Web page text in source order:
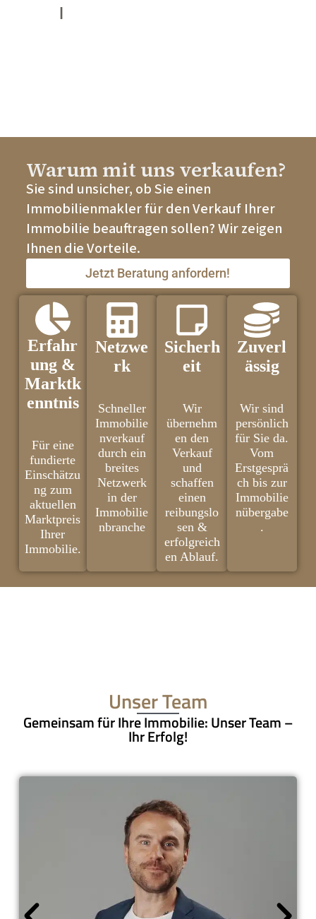
l
Warum mit uns verkaufen?
Sie sind unsicher, ob Sie einen
Immobilienmakler für den Verkauf Ihrer
Immobilie beauftragen sollen? Wir zeigen
Ihnen die Vorteile.
Jetzt Beratung anfordern!
Erfahr
ung &
Marktk
enntnis
Für eine
fundierte
Einschätzu
ng zum
aktuellen
Marktpreis
Ihrer
Immobilie.
Netzwe
rk
Schneller
Immobilie
nverkauf
durch ein
breites
Netzwerk
in der
Immobilie
nbranche
Sicherh
eit
Wir
übernehm
en den
Verkauf
und
schaffen
einen
reibungslo
sen &
erfolgreich
en Ablauf.
Zuverl
ässig
Wir sind
persönlich
für Sie da.
Vom
Erstgesprä
ch bis zur
Immobilie
nübergabe
.
Unser Team
Gemeinsam für Ihre Immobilie: Unser Team –
Ihr Erfolg!